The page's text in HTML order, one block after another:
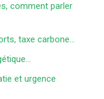
comment parler
taxe carbone...
et urgence